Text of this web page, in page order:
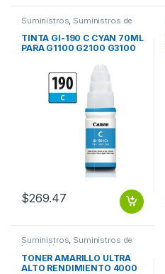
Suministros, Suministros de
Impresión
TINTA GI-190 C CYAN 70ML
PARA G1100 G2100 G3100
$269.47
Suministros, Suministros de
Impresión
TONER AMARILLO ULTRA
ALTO RENDIMIENTO 4000